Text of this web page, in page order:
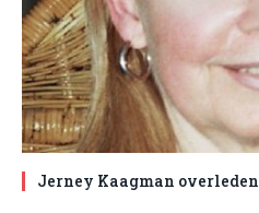
Jerney Kaagman overleden